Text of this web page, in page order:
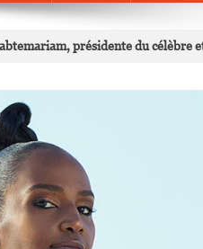
présidente du célèbre